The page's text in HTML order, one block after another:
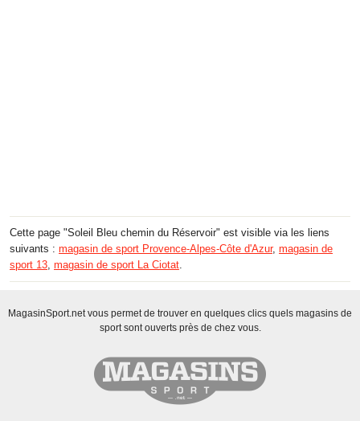
Cette page "Soleil Bleu chemin du Réservoir" est visible via les liens
suivants : magasin de sport Provence-Alpes-Côte d'Azur, magasin de
sport 13, magasin de sport La Ciotat.
MagasinSport.net vous permet de trouver en quelques clics quels magasins de
sport sont ouverts près de chez vous.